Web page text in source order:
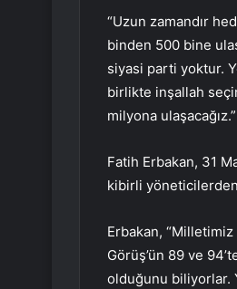
“Uzun zamandır
binden 500 bine
siyasi parti yoktur.
birlikte inşallah
milyona ulaşacağız.”
Fatih Erbakan, 31
kibirli yöneticilerden
Erbakan,
Görüş’ün 89 ve
olduğunu biliyorlar.